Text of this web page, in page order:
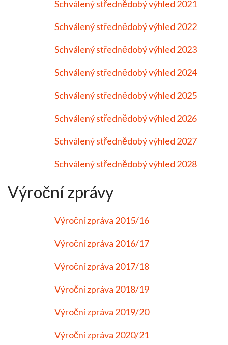
Schválený střednědobý výhled 2021
Schválený střednědobý výhled 2022
Schválený střednědobý výhled 2023
Schválený střednědobý výhled 2024
Schválený střednědobý výhled 2025
Schválený střednědobý výhled 2026
Schválený střednědobý výhled 2027
Schválený střednědobý výhled 2028
Výroční zprávy
Výroční zpráva 2015/16
Výroční zpráva 2016/17
Výroční zpráva 2017/18
Výroční zpráva 2018/19
Výroční zpráva 2019/20
Výroční zpráva 2020/21